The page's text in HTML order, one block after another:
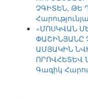
ՉԳԻՏԵՆ, ԹԵ
«ՄՈՍԿՎԱՆ
ՓԱՇԻՆՅԱՆԸ
ԱՄՅԱԿԻՆ
ՈՐՈՎՀԵՏԵՎ
Գագիկ